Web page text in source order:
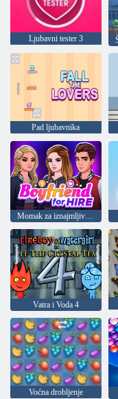
Ljubavni tester 3
Pad ljubavnika
Momak za iznajmljivanje
Vatra i Voda 4
Voćna drobljenje